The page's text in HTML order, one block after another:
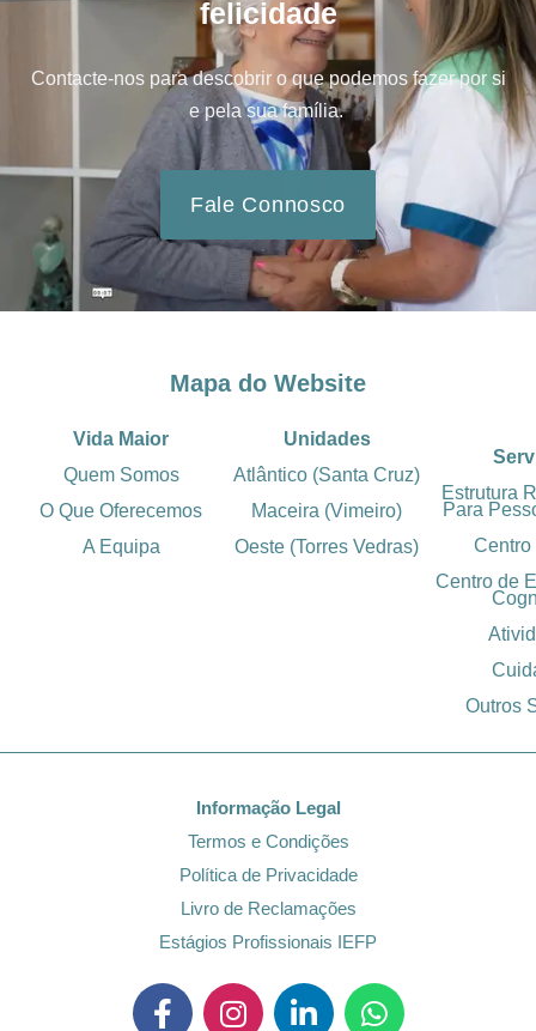
felicidade
Contacte-nos para descobrir o que podemos fazer por si
e pela sua família.
Fale Connosco
Mapa do Website
Vida Maior
Quem Somos
O Que Oferecemos
A Equipa
Unidades
Atlântico (Santa Cruz)
Maceira (Vimeiro)
Oeste (Torres Vedras)
Estrutura
Para
Centro
Centro de
Outros
Informação Legal
Termos e Condições
Política de Privacidade
Livro de Reclamações
Estágios Profissionais IEFP